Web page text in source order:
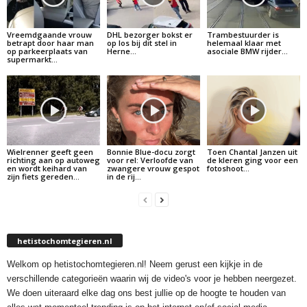
Vreemdgaande vrouw
betrapt door haar man
op parkeerplaats van
supermarkt…
DHL bezorger bokst er
op los bij dit stel in
Herne…
Trambestuurder is
helemaal klaar met
asociale BMW rijder…
Wielrenner geeft geen
richting aan op autoweg
en wordt keihard van
zijn fiets gereden…
Bonnie Blue-docu zorgt
voor rel: Verloofde van
zwangere vrouw gespot
in de rij…
Toen Chantal Janzen uit
de kleren ging voor een
fotoshoot…
hetistochomtegieren.nl
Welkom op hetistochomtegieren.nl! Neem gerust een kijkje in de
verschillende categorieën waarin wij de video's voor je hebben neergezet.
We doen uiteraard elke dag ons best jullie op de hoogte te houden van